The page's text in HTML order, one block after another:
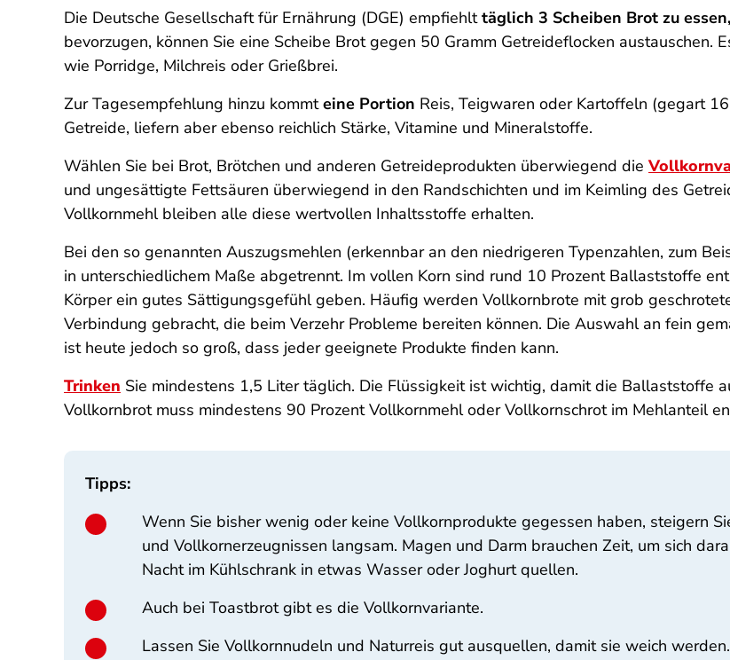
Die Deutsche Gesellschaft für Ernährung (DGE) empfiehlttäglich 3 Scheiben Brot zu
bevorzugen, können Sie eine Scheibe Brot gegen 50 Gramm Getreideflocken austauschen.
wie Porridge, Milchreis oder Grießbrei.
Zur Tagesempfehlung hinzu kommteine Portion Reis, Teigwaren oder Kartoffeln (gegart
Getreide, liefern aber ebenso reichlich Stärke, Vitamine und Mineralstoffe.
Wählen Sie bei Brot, Brötchen und anderen Getreideprodukten überwiegend die
und ungesättigte Fettsäuren überwiegend in den Randschichten und im Keimling des
Vollkornmehl bleiben alle diese wertvollen Inhaltsstoffe erhalten.
Bei den so genannten Auszugsmehlen (erkennbar an den niedrigeren Typenzahlen, zum
in unterschiedlichem Maße abgetrennt. Im vollen Korn sind rund 10 Prozent Ballaststoffe
Körper ein gutes Sättigungsgefühl geben. Häufig werden Vollkornbrote mit grob
Verbindung gebracht, die beim Verzehr Probleme bereiten können. Die Auswahl an fein
ist heute jedoch so groß, dass jeder geeignete Produkte finden kann.
Trinken Sie mindestens 1,5 Liter täglich. Die Flüssigkeit ist wichtig, damit die Ballaststoffe
Vollkornbrot muss mindestens 90 Prozent Vollkornmehl oder Vollkornschrot im Mehlanteil
Tipps:
Wenn Sie bisher wenig oder keine Vollkornprodukte gegessen haben, steigern
und Vollkornerzeugnissen langsam. Magen und Darm brauchen Zeit, um sich
Nacht im Kühlschrank in etwas Wasser oder Joghurt quellen.
Auch bei Toastbrot gibt es die Vollkornvariante.
Lassen Sie Vollkornnudeln und Naturreis gut ausquellen, damit sie weich